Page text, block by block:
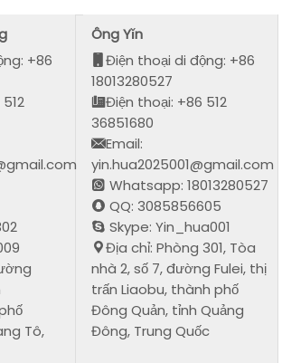
+86
Tô,
Ông Yǐn
Điện thoại di động: +86
18013280527
Điện thoại: +86 512
36851680
Email:
yin.hua2025001@gmail.com
Whatsapp: 18013280527
QQ: 3085856605
Skype: Yin_hua001
Địa chỉ: Phòng 301, Tòa
nhà 2, số 7, đường Fulei, thị
trấn Liaobu, thành phố
Đông Quản, tỉnh Quảng
Đông, Trung Quốc